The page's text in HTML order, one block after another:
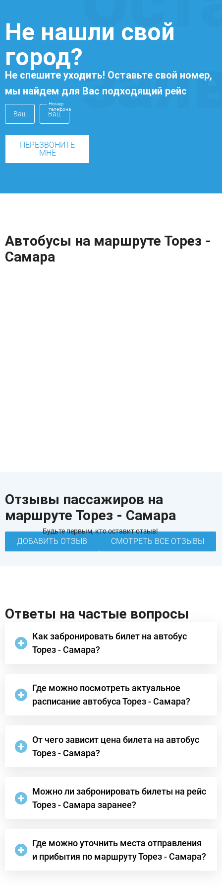
Не нашли свой
город?
Не спешите уходить! Оставьте свой номер,
мы найдем для Вас подходящий рейс
Номер
телефона
ПЕРЕЗВОНИТЕ
МНЕ
Автобусы на маршруте Торез -
Самара
Отзывы пассажиров на
маршруте Торез - Самара
Будьте первым, кто оставит отзыв!
ДОБАВИТЬ ОТЗЫВ СМОТРЕТЬ ВСЕ ОТЗЫВЫ
Ответы на частые вопросы
Как забронировать билет на автобус
Торез - Самара?
Где можно посмотреть актуальное
расписание автобуса Торез - Самара?
От чего зависит цена билета на автобус
Торез - Самара?
Можно ли забронировать билеты на рейс
Торез - Самара заранее?
Где можно уточнить места отправления
и прибытия по маршруту Торез - Самара?